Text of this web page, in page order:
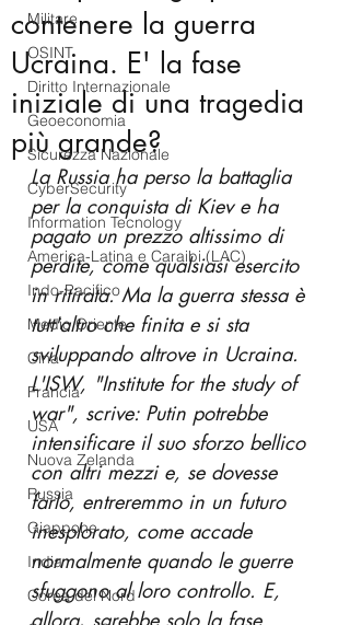
Militare
OSINT
Diritto Internazionale
Geoeconomia
Sicurezza Nazionale
CyberSecurity
Information Tecnology
America-Latina e Caraibi (LAC)
Indo-Pacifico
Medio Oriente
Cina
Francia
USA
Nuova Zelanda
Russia
Giappone
India
Corea del Nord
contenere la guerra
Ucraina. E' la fase
iniziale di una tragedia
più grande?
La Russia ha perso la battaglia
per la conquista di Kiev e ha
pagato un prezzo altissimo di
perdite, come qualsiasi esercito
in ritirata. Ma la guerra stessa è
tutt'altro che finita e si sta
sviluppando altrove in Ucraina.
L'ISW, "Institute for the study of
war", scrive: Putin potrebbe
intensificare il suo sforzo bellico
con altri mezzi e, se dovesse
farlo, entreremmo in un futuro
inesplorato, come accade
normalmente quando le guerre
sfuggono al loro controllo. E,
allora, sarebbe solo la fase